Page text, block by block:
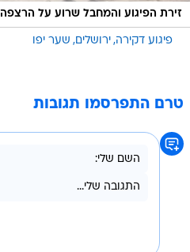
זירת הפיגוע והמחבל שרוע על הרצפה
פיגוע דקירה ירושלים שער יפו
טרם התפרסמו תגובות